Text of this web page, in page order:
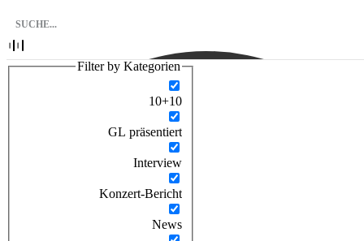
Filter by Kategorien
10+10
GL präsentiert
Interview
Konzert-Bericht
News